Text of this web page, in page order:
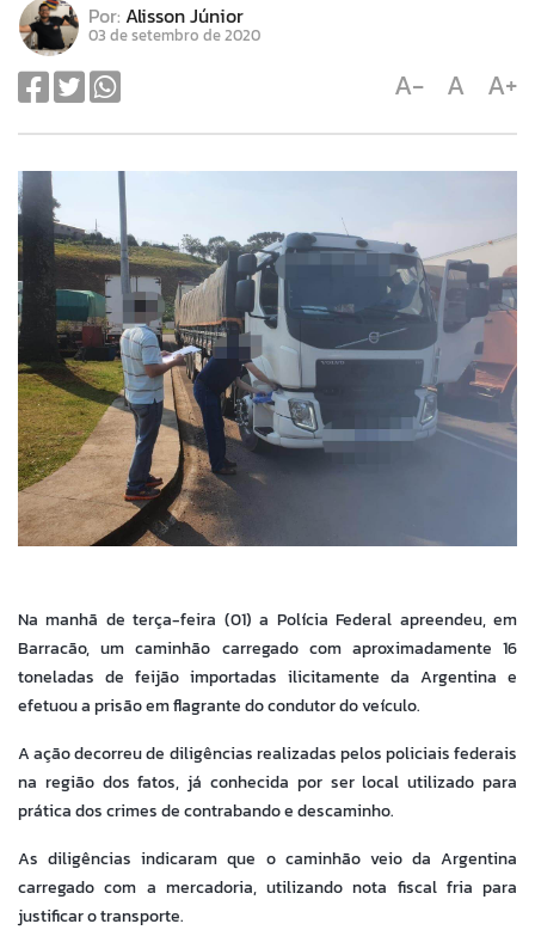
Por: Alisson Júnior
03 de setembro de 2020
A- A A+
Na manhã de terça-feira (01) a Polícia Federal apreendeu, em
Barracão, um caminhão carregado com aproximadamente 16
toneladas de feijão importadas ilicitamente da Argentina e
efetuou a prisão em flagrante do condutor do veículo.
A ação decorreu de diligências realizadas pelos policiais federais
na região dos fatos, já conhecida por ser local utilizado para
prática dos crimes de contrabando e descaminho.
As diligências indicaram que o caminhão veio da Argentina
carregado com a mercadoria, utilizando nota fiscal fria para
justificar o transporte.